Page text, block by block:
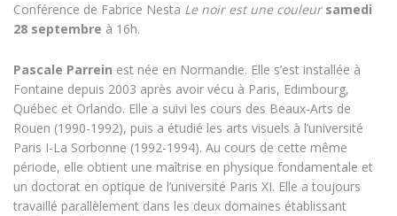
Conférence de Fabrice Nesta Le noir est une couleur samedi
28 septembre à 16h.
Pascale Parrein est née en Normandie. Elle s’est installée à
Fontaine depuis 2003 après avoir vécu à Paris, Edimbourg,
Québec et Orlando. Elle a suivi les cours des Beaux-Arts de
Rouen (1990-1992), puis a étudié les arts visuels à l’université
Paris I-La Sorbonne (1992-1994). Au cours de cette même
période, elle obtient une maîtrise en physique fondamentale et
un doctorat en optique de l’université Paris XI. Elle a toujours
travaillé parallèlement dans les deux domaines établissant